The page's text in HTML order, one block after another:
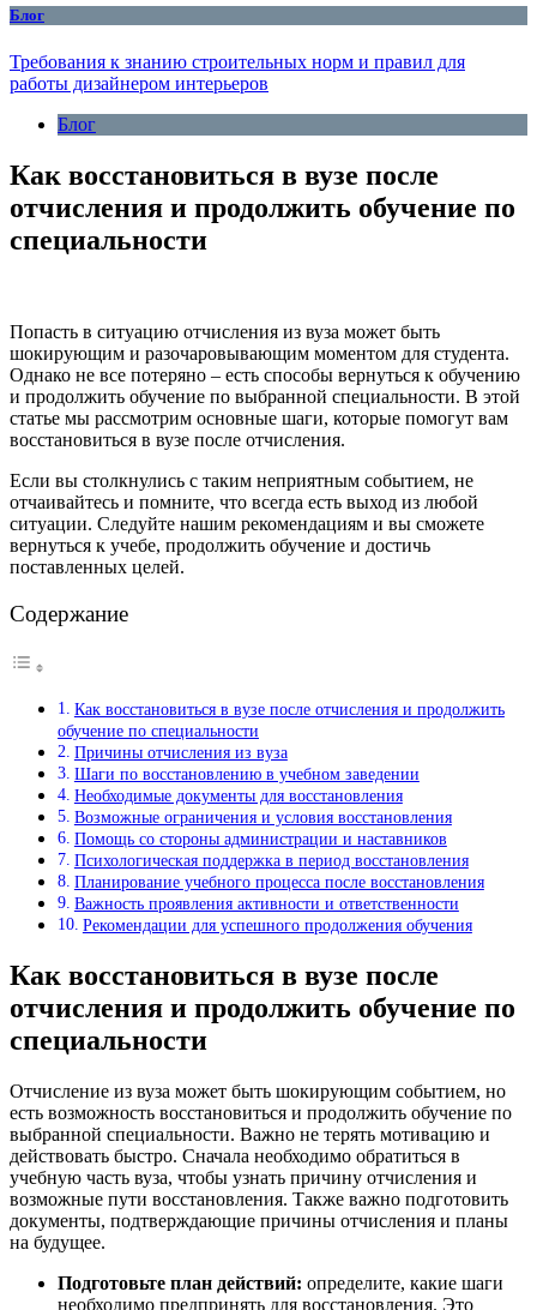
Блог
Требования к знанию строительных норм и правил для
работы дизайнером интерьеров
Блог
Как восстановиться в вузе после
отчисления и продолжить обучение по
специальности
Попасть в ситуацию отчисления из вуза может быть
шокирующим и разочаровывающим моментом для студента.
Однако не все потеряно – есть способы вернуться к обучению
и продолжить обучение по выбранной специальности. В этой
статье мы рассмотрим основные шаги, которые помогут вам
восстановиться в вузе после отчисления.
Если вы столкнулись с таким неприятным событием, не
отчаивайтесь и помните, что всегда есть выход из любой
ситуации. Следуйте нашим рекомендациям и вы сможете
вернуться к учебе, продолжить обучение и достичь
поставленных целей.
Содержание
Как восстановиться в вузе после отчисления и продолжить
обучение по специальности
Причины отчисления из вуза
Шаги по восстановлению в учебном заведении
Необходимые документы для восстановления
Возможные ограничения и условия восстановления
Помощь со стороны администрации и наставников
Психологическая поддержка в период восстановления
Планирование учебного процесса после восстановления
Важность проявления активности и ответственности
Рекомендации для успешного продолжения обучения
Как восстановиться в вузе после
отчисления и продолжить обучение по
специальности
Отчисление из вуза может быть шокирующим событием, но
есть возможность восстановиться и продолжить обучение по
выбранной специальности. Важно не терять мотивацию и
действовать быстро. Сначала необходимо обратиться в
учебную часть вуза, чтобы узнать причину отчисления и
возможные пути восстановления. Также важно подготовить
документы, подтверждающие причины отчисления и планы
на будущее.
Подготовьте план действий: определите, какие шаги
необходимо предпринять для восстановления. Это